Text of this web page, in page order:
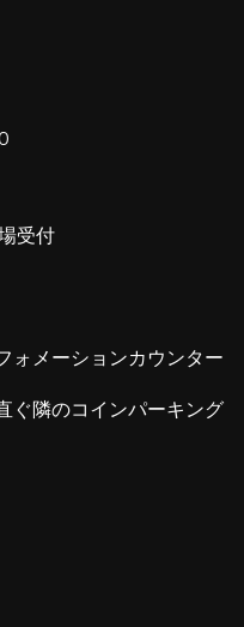
受付
ォメーションカウンター
ぐ隣のコインパーキング